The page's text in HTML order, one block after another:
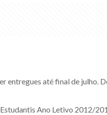
até final de julho.
Ano Letivo 2012/